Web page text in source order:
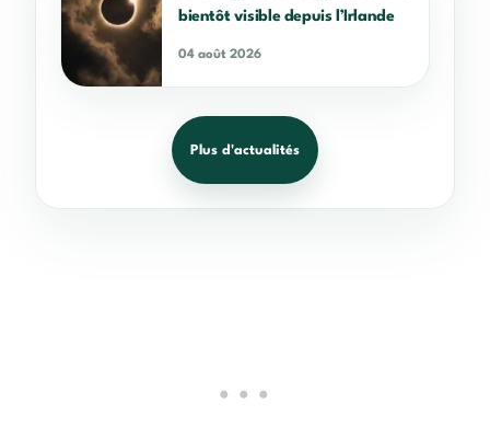
bientôt visible depuis l’Irlande
04 août 2026
Plus d'actualités